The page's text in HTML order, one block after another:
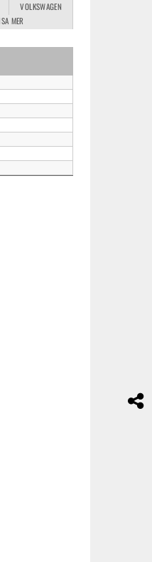
VOLKSWAGEN
MER